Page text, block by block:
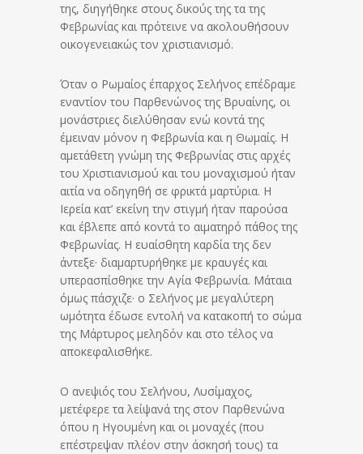
της, διηγήθηκε στους δικούς της τα της
Φεβρωνίας και πρότεινε να ακολουθήσουν
οικογενειακώς τον χριστιανισμό.
Όταν ο Ρωμαίος έπαρχος Σελήνος επέδραμε
εναντίον του Παρθενώνος της Βρυαίνης, οι
μονάστριες διελύθησαν ενώ κοντά της
έμειναν μόνον η Φεβρωνία και η Θωμαίς. Η
αμετάθετη γνώμη της Φεβρωνίας στις αρχές
του Χριστιανισμού και του μοναχισμού ήταν
αιτία να οδηγηθή σε φρικτά μαρτύρια. Η
Ιερεία κατ’ εκείνη την στιγμή ήταν παρούσα
και έβλεπε από κοντά το αιματηρό πάθος της
Φεβρωνίας. Η ευαίσθητη καρδία της δεν
άντεξε· διαμαρτυρήθηκε με κραυγές και
υπερασπίσθηκε την Αγία Φεβρωνία. Μάταια
όμως πάσχιζε· ο Σελήνος με μεγαλύτερη
ωμότητα έδωσε εντολή να κατακοπή το σώμα
της Μάρτυρος μεληδόν και στο τέλος να
αποκεφαλισθήκε.
Ο ανεψιός του Σελήνου, Λυσίμαχος,
μετέφερε τα λείψανά της στον Παρθενώνα
όπου η Ηγουμένη και οι μοναχές (που
επέστρεψαν πλέον στην άσκησή τους) τα